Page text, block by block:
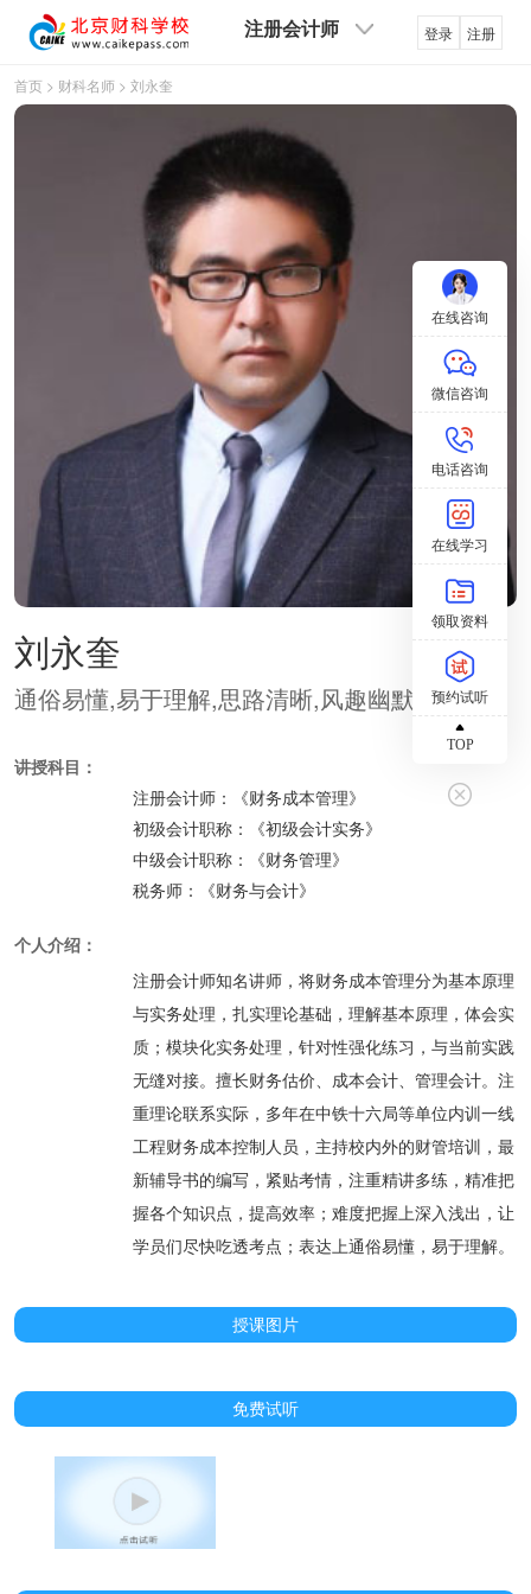
注册会计师 登录 注册
首页> 财科名师> 刘永奎
刘永奎
通俗易懂,易于理解,思路清晰,风趣幽默
讲授科目：
注册会计师：
《财务成本管理》
初级会计职称：
《初级会计实务》
中级会计职称：
《财务管理》
税务师：
《财务与会计》
个人介绍：
注册会计师知名讲师，将财务成本管理分为基本原理
与实务处理，扎实理论基础，理解基本原理，体会实
质；模块化实务处理，针对性强化练习，与当前实践
无缝对接。擅长财务估价、成本会计、管理会计。注
重理论联系实际，多年在中铁十六局等单位内训一线
工程财务成本控制人员，主持校内外的财管培训，最
新辅导书的编写，紧贴考情，注重精讲多练，精准把
握各个知识点，提高效率；难度把握上深入浅出，让
学员们尽快吃透考点；表达上通俗易懂，易于理解。
授课图片
免费试听
在线咨询
微信咨询
电话咨询
在线学习
领取资料
预约试听
TOP